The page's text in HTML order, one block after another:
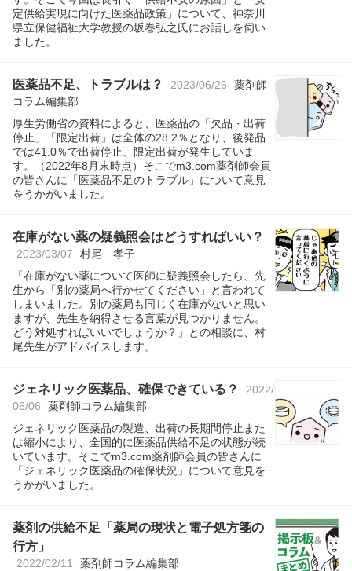
定供給実現に向けた医薬品政策」について、神奈川
県立保健福祉大学教授の坂巻弘之氏にお話しを伺い
ました。
医薬品不足、トラブルは？ 2023/06/26
薬剤師
コラム編集部
厚生労働省の資料によると、医薬品の「欠品・出荷
停止」「限定出荷」は全体の28.2％となり、後発品
では41.0％で出荷停止、限定出荷が発生していま
す。（2022年8月末時点）そこでm3.com薬剤師会員
の皆さんに「医薬品不足のトラブル」について意見
をうかがいました。
在庫がない薬の疑義照会はどうすればいい？
2023/03/07 村尾 孝子
「在庫がない薬について医師に疑義照会したら、先
生から「別の薬局へ行かせてください」と言われて
しまいました。別の薬局も同じく在庫がないと思い
ますが、先生を納得させる言葉が見つかりません。
どう対処すればいいでしょうか？」との相談に、村
尾先生がアドバイスします。
ジェネリック医薬品、確保できている？
2022/
06/06
薬剤師コラム編集部
ジェネリック医薬品の製造、出荷の長期間停止また
は縮小により、全国的に医薬品供給不足の状態が続
いています。そこでm3.com薬剤師会員の皆さんに
「ジェネリック医薬品の確保状況」について意見を
うかがいました。
薬剤の供給不足「薬局の現状と電子処方箋の
行方」
2022/02/11 薬剤師コラム編集部